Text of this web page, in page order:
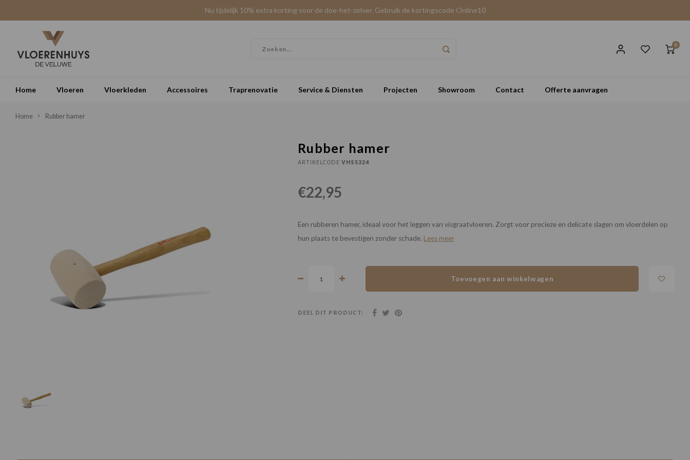
Nu tijdelijk 10% extra korting voor de doe-het-zelver. Gebruik de kortingscode Online10
0
Home Vloeren Vloerkleden Accessoires Traprenovatie Service & Diensten Projecten Showroom Contact Offerte aanvragen
Home Rubber hamer
Rubber hamer
ARTIKELCODE VHS5324
€22,95
Een rubberen hamer, ideaal voor het leggen van visgraatvloeren. Zorgt voor precieze en delicate slagen om vloerdelen op
hun plaats te bevestigen zonder schade. Lees meer
Toevoegen aan winkelwagen
DEEL DIT PRODUCT: